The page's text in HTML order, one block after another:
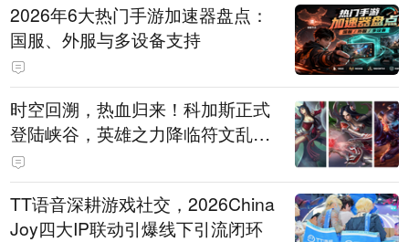
2026年6大热门手游加速器盘点：
国服、外服与多设备支持
时空回溯，热血归来！科加斯正式
登陆峡谷，英雄之力降临符文乱
斗！
TT语音深耕游戏社交，2026China
Joy四大IP联动引爆线下引流闭环